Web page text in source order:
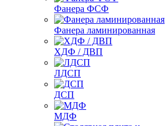
Фанера ФСФ
Фанера ламинированная
ХДФ / ДВП
ЛДСП
ДСП
МДФ